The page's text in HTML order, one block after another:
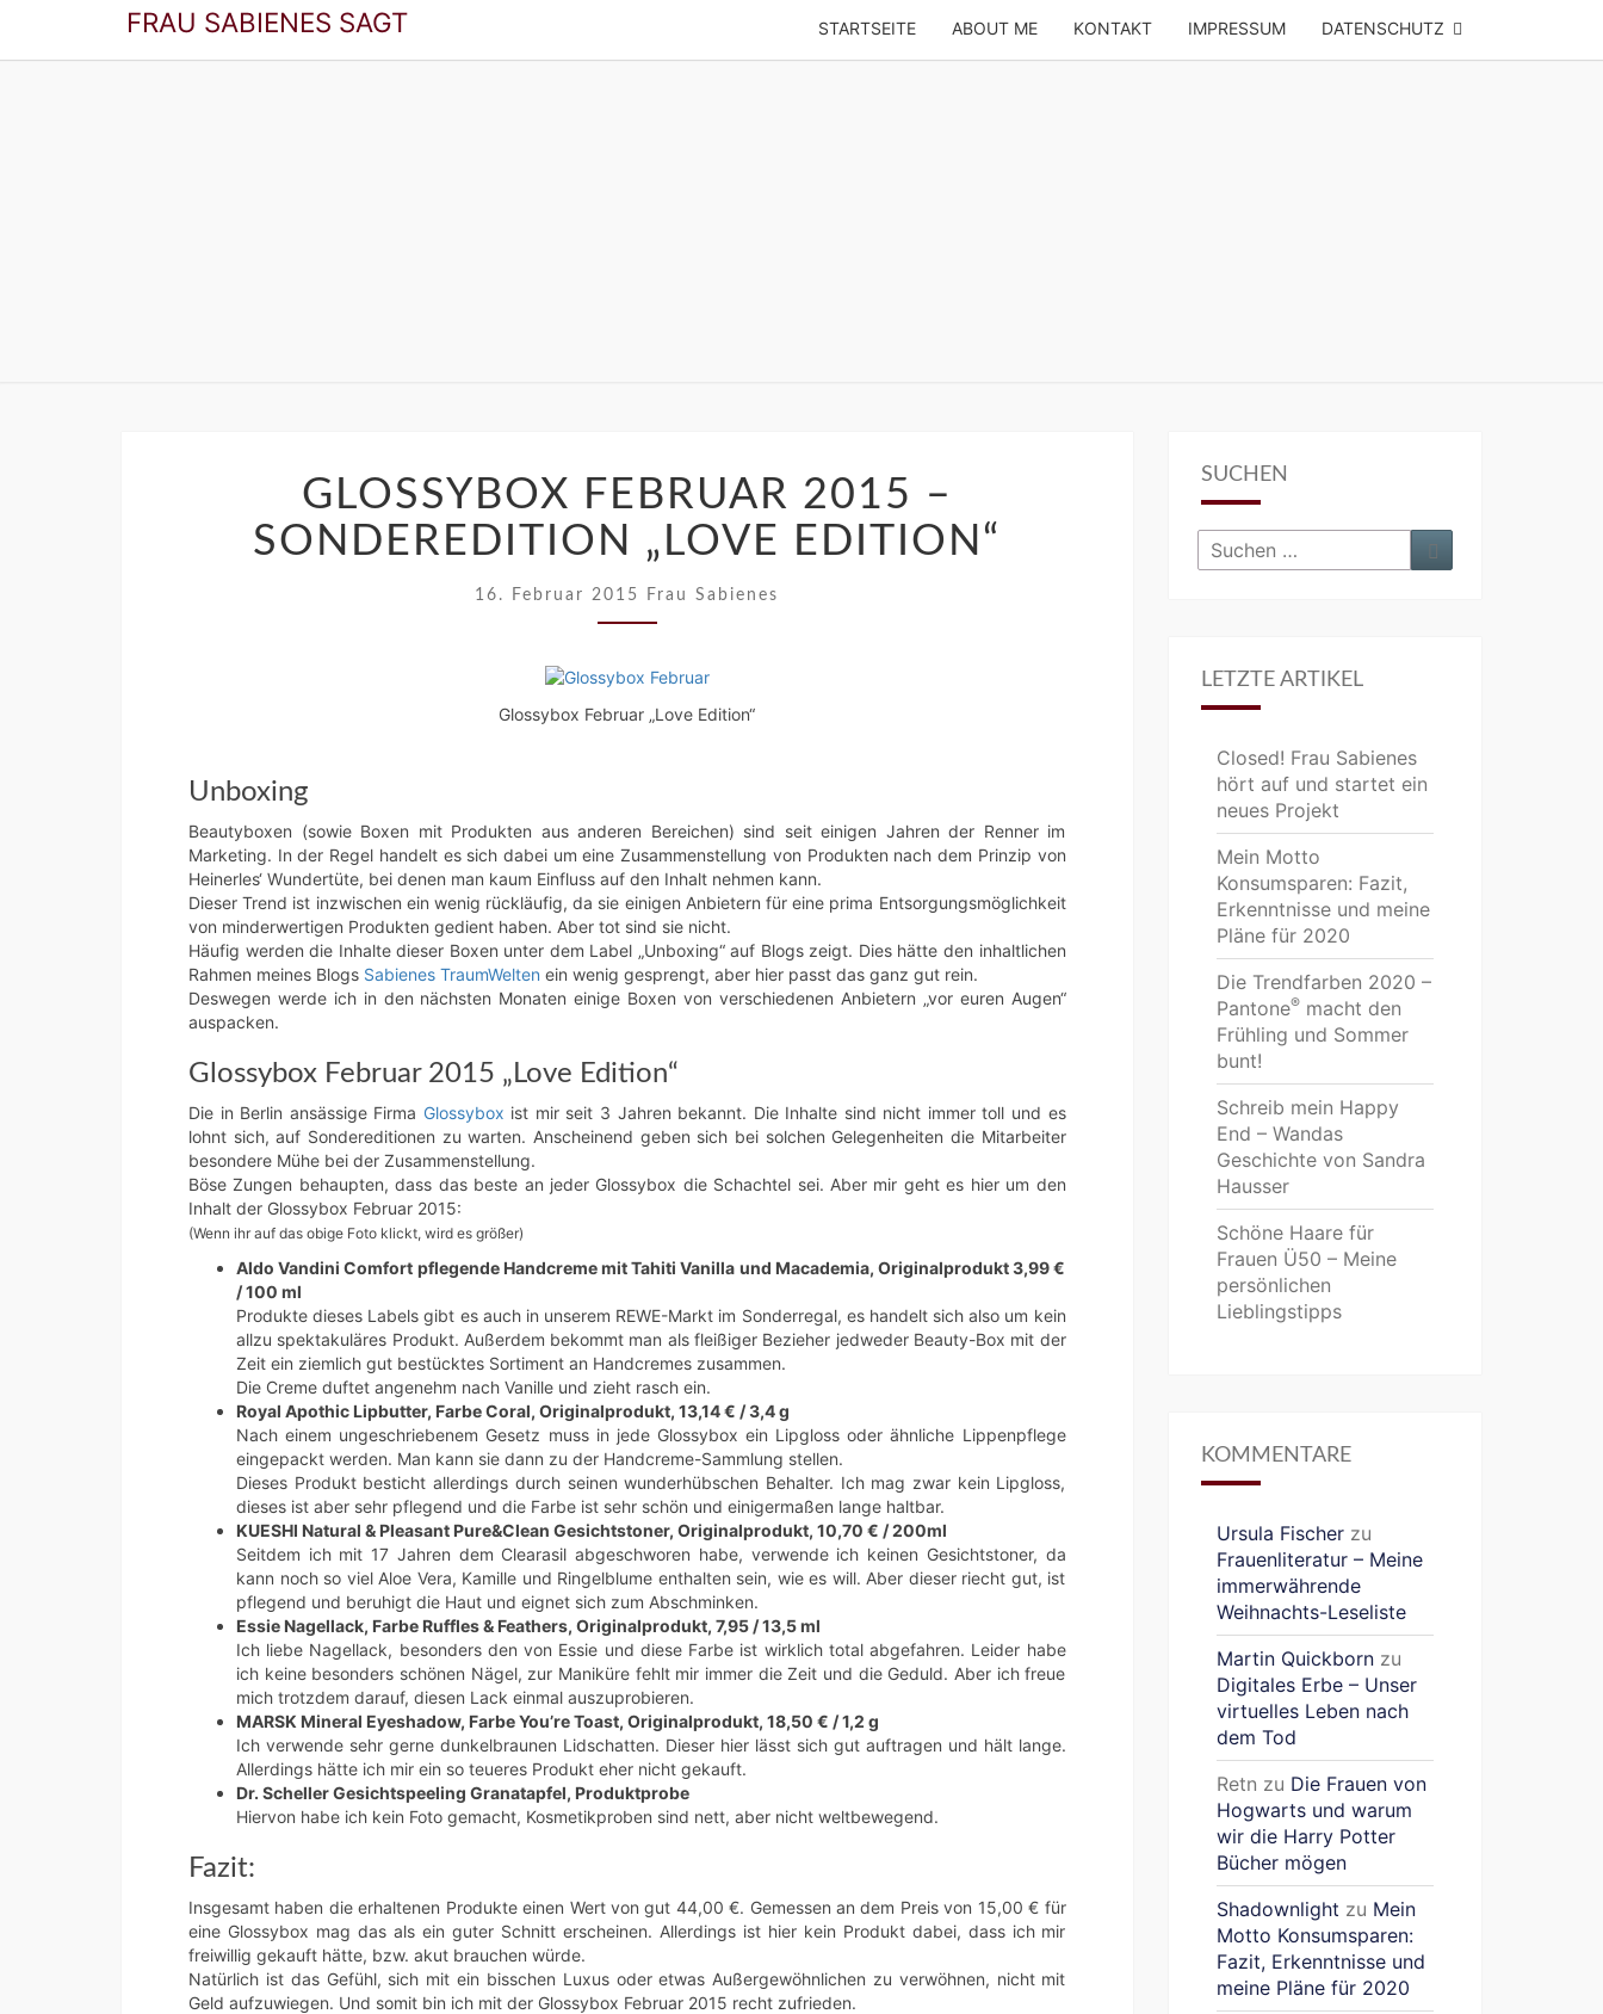
FRAU SABIENES SAGT STARTSEITE ABOUT ME KONTAKT IMPRESSUM DATENSCHUTZ
FEBRUAR
2015
–
SONDEREDITION
EDITION“
GLOSSYBOX FEBRUAR 2015 –
SONDEREDITION „LOVE EDITION“
16. Februar 2015 Frau Sabienes
Glossybox Februar „Love Edition“
Unboxing
Beautyboxen (sowie Boxen mit Produkten aus anderen Bereichen) sind seit einigen Jahren der Renner im
Marketing. In der Regel handelt es sich dabei um eine Zusammenstellung von Produkten nach dem Prinzip von
Heinerles‘ Wundertüte, bei denen man kaum Einfluss auf den Inhalt nehmen kann.
Dieser Trend ist inzwischen ein wenig rückläufig, da sie einigen Anbietern für eine prima Entsorgungsmöglichkeit
von minderwertigen Produkten gedient haben. Aber tot sind sie nicht.
Häufig werden die Inhalte dieser Boxen unter dem Label „Unboxing“ auf Blogs zeigt. Dies hätte den inhaltlichen
Rahmen meines Blogs Sabienes TraumWelten ein wenig gesprengt, aber hier passt das ganz gut rein.
Deswegen werde ich in den nächsten Monaten einige Boxen von verschiedenen Anbietern „vor euren Augen“
auspacken.
Glossybox Februar 2015 „Love Edition“
Die in Berlin ansässige Firma Glossybox ist mir seit 3 Jahren bekannt. Die Inhalte sind nicht immer toll und es
lohnt sich, auf Sondereditionen zu warten. Anscheinend geben sich bei solchen Gelegenheiten die Mitarbeiter
besondere Mühe bei der Zusammenstellung.
Böse Zungen behaupten, dass das beste an jeder Glossybox die Schachtel sei. Aber mir geht es hier um den
Inhalt der Glossybox Februar 2015:
(Wenn ihr auf das obige Foto klickt, wird es größer)
Aldo Vandini Comfort pflegende Handcreme mit Tahiti Vanilla und Macademia, Originalprodukt 3,99 €
/ 100 ml
Produkte dieses Labels gibt es auch in unserem REWE-Markt im Sonderregal, es handelt sich also um kein
allzu spektakuläres Produkt. Außerdem bekommt man als fleißiger Bezieher jedweder Beauty-Box mit der
Zeit ein ziemlich gut bestücktes Sortiment an Handcremes zusammen.
Die Creme duftet angenehm nach Vanille und zieht rasch ein.
Royal Apothic Lipbutter, Farbe Coral, Originalprodukt, 13,14 € / 3,4 g
Nach einem ungeschriebenem Gesetz muss in jede Glossybox ein Lipgloss oder ähnliche Lippenpflege
eingepackt werden. Man kann sie dann zu der Handcreme-Sammlung stellen.
Dieses Produkt besticht allerdings durch seinen wunderhübschen Behalter. Ich mag zwar kein Lipgloss,
dieses ist aber sehr pflegend und die Farbe ist sehr schön und einigermaßen lange haltbar.
KUESHI Natural & Pleasant Pure&Clean Gesichtstoner, Originalprodukt, 10,70 € / 200ml
Seitdem ich mit 17 Jahren dem Clearasil abgeschworen habe, verwende ich keinen Gesichtstoner, da
kann noch so viel Aloe Vera, Kamille und Ringelblume enthalten sein, wie es will. Aber dieser riecht gut, ist
pflegend und beruhigt die Haut und eignet sich zum Abschminken.
Essie Nagellack, Farbe Ruffles & Feathers, Originalprodukt, 7,95 / 13,5 ml
Ich liebe Nagellack, besonders den von Essie und diese Farbe ist wirklich total abgefahren. Leider habe
ich keine besonders schönen Nägel, zur Maniküre fehlt mir immer die Zeit und die Geduld. Aber ich freue
mich trotzdem darauf, diesen Lack einmal auszuprobieren.
MARSK Mineral Eyeshadow, Farbe You’re Toast, Originalprodukt, 18,50 € / 1,2 g
Ich verwende sehr gerne dunkelbraunen Lidschatten. Dieser hier lässt sich gut auftragen und hält lange.
Allerdings hätte ich mir ein so teueres Produkt eher nicht gekauft.
Dr. Scheller Gesichtspeeling Granatapfel, Produktprobe
Hiervon habe ich kein Foto gemacht, Kosmetikproben sind nett, aber nicht weltbewegend.
Fazit:
Insgesamt haben die erhaltenen Produkte einen Wert von gut 44,00 €. Gemessen an dem Preis von 15,00 € für
eine Glossybox mag das als ein guter Schnitt erscheinen. Allerdings ist hier kein Produkt dabei, dass ich mir
freiwillig gekauft hätte, bzw. akut brauchen würde.
Natürlich ist das Gefühl, sich mit ein bisschen Luxus oder etwas Außergewöhnlichen zu verwöhnen, nicht mit
Geld aufzuwiegen. Und somit bin ich mit der Glossybox Februar 2015 recht zufrieden.
SUCHEN
Suchen
nach:
Suchen
LETZTE ARTIKEL
Closed! Frau Sabienes
hört auf und startet ein
neues Projekt
Mein Motto
Konsumsparen: Fazit,
Erkenntnisse und meine
Pläne für 2020
Die Trendfarben 2020 –
Pantone®macht den
Frühling und Sommer
bunt!
Schreib mein Happy
End – Wandas
Geschichte von Sandra
Hausser
Schöne Haare für
Frauen Ü50 – Meine
persönlichen
Lieblingstipps
KOMMENTARE
Ursula Fischerzu
Frauenliteratur – Meine
immerwährende
Weihnachts-Leseliste
Martin Quickbornzu
Digitales Erbe – Unser
virtuelles Leben nach
dem Tod
Retn zu Die Frauen von
Hogwarts und warum
wir die Harry Potter
Bücher mögen
Shadownlight zu Mein
Motto Konsumsparen:
Fazit, Erkenntnisse und
meine Pläne für 2020